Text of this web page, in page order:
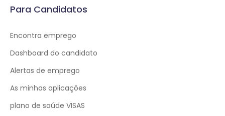
Para Candidatos
Encontra emprego
Dashboard do candidato
Alertas de emprego
As minhas aplicações
plano de saúde VISAS